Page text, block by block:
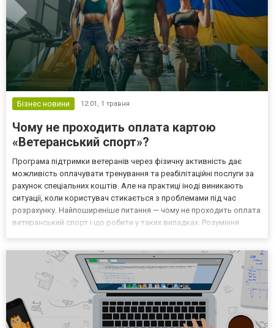
Бізнес новини 12:01, 1 травня
Чому не проходить оплата картою
«Ветеранський спорт»?
Програма підтримки ветеранів через фізичну активність дає
можливість оплачувати тренування та реабілітаційні послуги за
рахунок спеціальних коштів. Але на практиці іноді виникають
ситуації, коли користувач стикається з проблемами під час
розрахунку. Найпоширеніше питання — чому не проходить оплата
ветеранський спорт і що робити у таких випадках. Розуміння